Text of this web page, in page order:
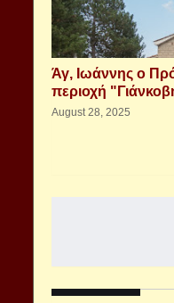
Άγ, Ιωάννης ο
περιοχή
August 28, 2025